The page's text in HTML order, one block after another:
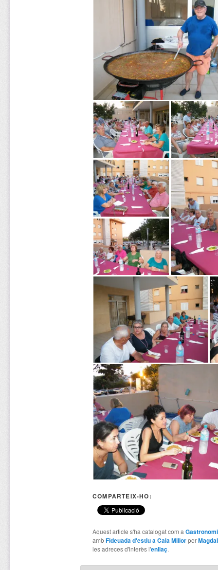
COMPARTEIX-HO:
Aquest article s'ha catalogat com a
ambFideuada d'estiu a Cala Millorper
les adreces d'interès l'enllaç.